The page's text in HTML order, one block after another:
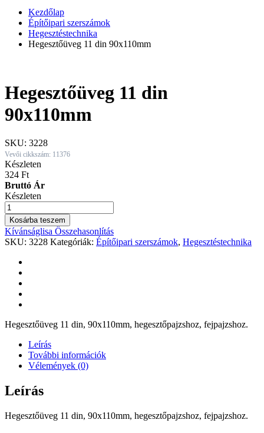
Kezdőlap
Építőipari szerszámok
Hegesztéstechnika
Hegesztőüveg 11 din 90x110mm
Hegesztőüveg 11 din
90x110mm
SKU: 3228
Vevői cikkszám: 11376
Készleten
324 Ft
Bruttó Ár
Készleten
Hegesztőüveg
11
din
90x110mm
quantity
Kosárba teszem
Kívánságlisa Összehasonlítás
SKU: 3228 Kategóriák: Építőipari szerszámok, Hegesztéstechnika
Hegesztőüveg 11 din, 90x110mm, hegesztőpajzshoz, fejpajzshoz.
Leírás
További információk
Vélemények (0)
Leírás
Hegesztőüveg 11 din, 90x110mm, hegesztőpajzshoz, fejpajzshoz.